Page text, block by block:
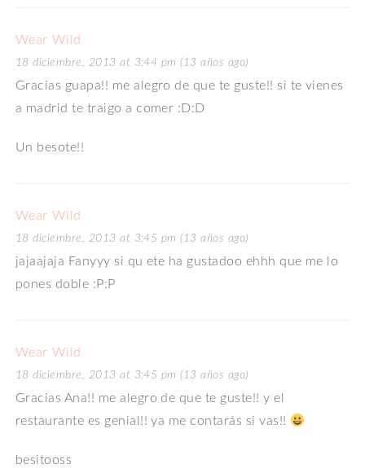
Wear Wild
18 diciembre, 2013 at 3:44 pm (13 años ago)
Gracias guapa!! me alegro de que te guste!! si te vienes
a madrid te traigo a comer :D:D
Un besote!!
Wear Wild
18 diciembre, 2013 at 3:45 pm (13 años ago)
jajaajaja Fanyyy si qu ete ha gustadoo ehhh que me lo
pones doble :P:P
Wear Wild
18 diciembre, 2013 at 3:45 pm (13 años ago)
Gracias Ana!! me alegro de que te guste!! y el
restaurante es genial!! ya me contarás si vas!!
besitooss